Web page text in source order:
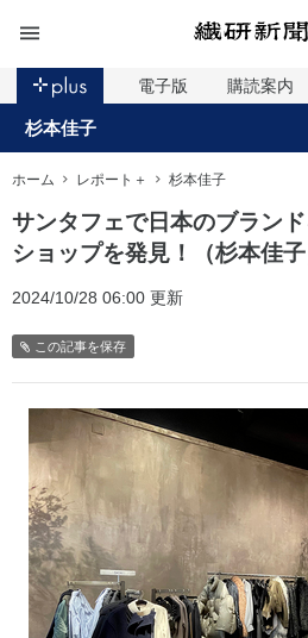
電子版 購読案内
杉本佳子
ホーム レポート＋ 杉本佳子
サンタフェで日本のブラン
ショップを発見！（杉本佳子
2024/10/28 06:00 更新
この記事を保存